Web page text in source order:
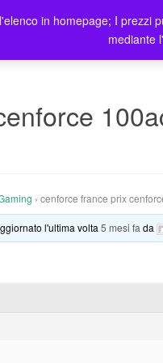
Home Prodotti Blog
› cenforce france prix
l'ultima volta5 mesi fa da
in homepage; I
mediante